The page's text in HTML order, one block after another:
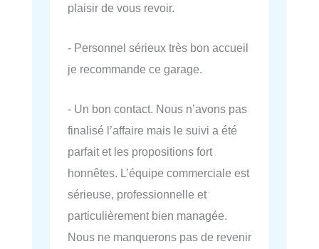
plaisir de vous revoir.
- Personnel sérieux très bon accueil
je recommande ce garage.
- Un bon contact. Nous n’avons pas
finalisé l’affaire mais le suivi a été
parfait et les propositions fort
honnêtes. L’équipe commerciale est
sérieuse, professionnelle et
particulièrement bien managée.
Nous ne manquerons pas de revenir